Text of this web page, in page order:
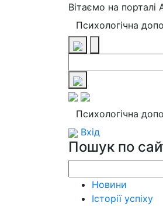
Вітаємо на
Психологічна
Психологічна
Вхід
Пошук по
Новини
Історії успіху